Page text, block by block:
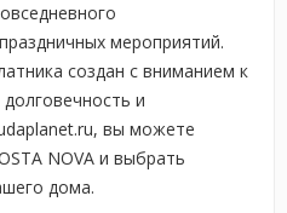
мероприятий.
создан с вниманием к
и
вы можете
NOVA и выбрать
дома.